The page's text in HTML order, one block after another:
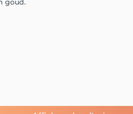
goud.